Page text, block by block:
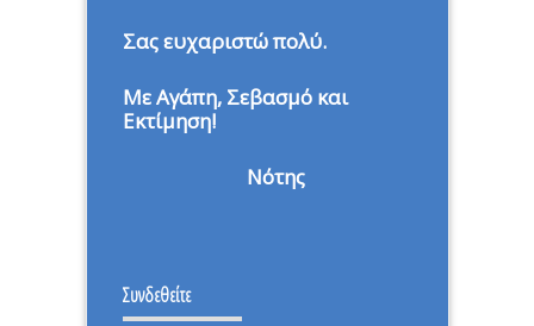
Σας ευχαριστώ πολύ.
Με Αγάπη, Σεβασμό και
Εκτίμηση!
Νότης
Συνδεθείτε